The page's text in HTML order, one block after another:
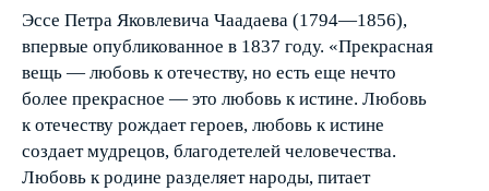
Эссе Петра Яковлевича Чаадаева (1794—1856),
впервые опубликованное в 1837 году. «Прекрасная
вещь — любовь к отечеству, но есть еще нечто
более прекрасное — это любовь к истине. Любовь
к отечеству рождает героев, любовь к истине
создает мудрецов, благодетелей человечества.
Любовь к родине разделяет народы, питает